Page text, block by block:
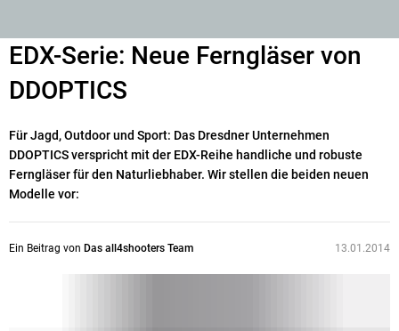
EDX-Serie: Neue Ferngläser von
DDOPTICS
Für Jagd, Outdoor und Sport: Das Dresdner Unternehmen
DDOPTICS verspricht mit der EDX-Reihe handliche und robuste
Ferngläser für den Naturliebhaber. Wir stellen die beiden neuen
Modelle vor:
Ein Beitrag von Das all4shooters Team 13.01.2014